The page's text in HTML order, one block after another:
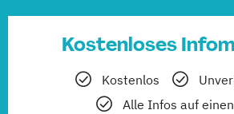
Kostenloses
Kostenlos
Alle Infos auf